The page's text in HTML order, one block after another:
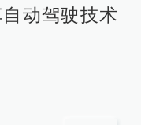
动驾驶技术